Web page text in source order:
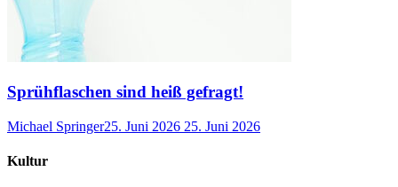
Sprühflaschen sind heiß gefragt!
Michael Springer25. Juni 2026 25. Juni 2026
Kultur